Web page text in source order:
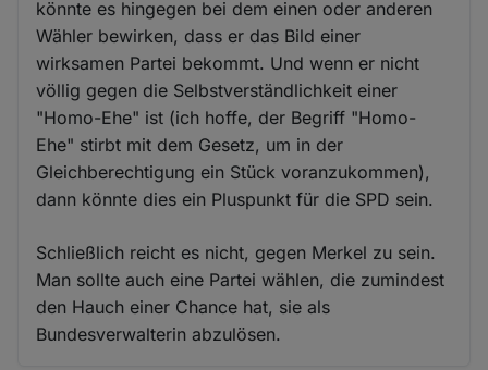
könnte es hingegen bei dem einen oder anderen
Wähler bewirken, dass er das Bild einer
wirksamen Partei bekommt. Und wenn er nicht
völlig gegen die Selbstverständlichkeit einer
"Homo-Ehe" ist (ich hoffe, der Begriff "Homo-
Ehe" stirbt mit dem Gesetz, um in der
Gleichberechtigung ein Stück voranzukommen),
dann könnte dies ein Pluspunkt für die SPD sein.
Schließlich reicht es nicht, gegen Merkel zu sein.
Man sollte auch eine Partei wählen, die zumindest
den Hauch einer Chance hat, sie als
Bundesverwalterin abzulösen.